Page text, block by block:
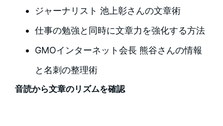
ジャーナリスト 池上彰さんの文章術
仕事の勉強と同時に文章力を強化する方法
GMOインターネット会長 熊谷さんの情報
と名刺の整理術
音読から文章のリズムを確認